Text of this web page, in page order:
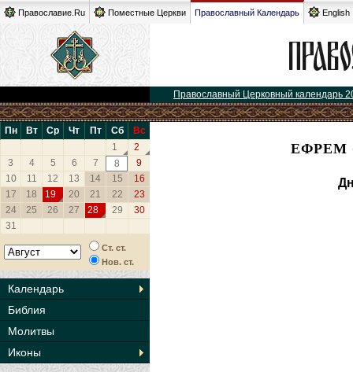
Православие.Ru Поместные Церкви Православный Календарь English
Православный Церковный календарь
Пн Вт Ср Чт Пт Сб
Вс
1
2
3
4 5 6 7 8
9
10
11 12 13 14 15
16
17
18 19 20 21 22
23
24
25 26 27 28 29
30
31
Ст. ст.
Нов. ст.
Календарь
Библия
Молитвы
Иконы
ЕФРЕМ